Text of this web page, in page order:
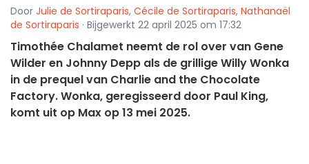
Door Julie de Sortiraparis, Cécile de Sortiraparis, Nathanaël
de Sortiraparis · Bijgewerkt 22 april 2025 om 17:32
Timothée Chalamet neemt de rol over van Gene
Wilder en Johnny Depp als de grillige Willy Wonka
in de prequel van Charlie and the Chocolate
Factory. Wonka, geregisseerd door Paul King,
komt uit op Max op 13 mei 2025.